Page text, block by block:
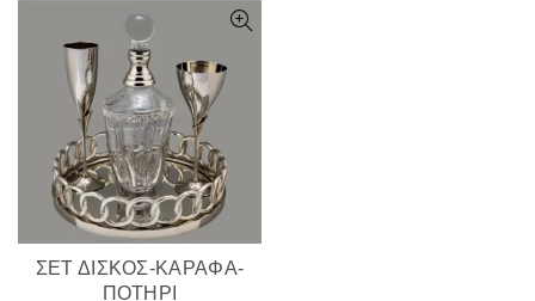
ΣΕΤ ΔΙΣΚΟΣ-ΚΑΡΑΦΑ-
ΠΟΤΗΡΙ